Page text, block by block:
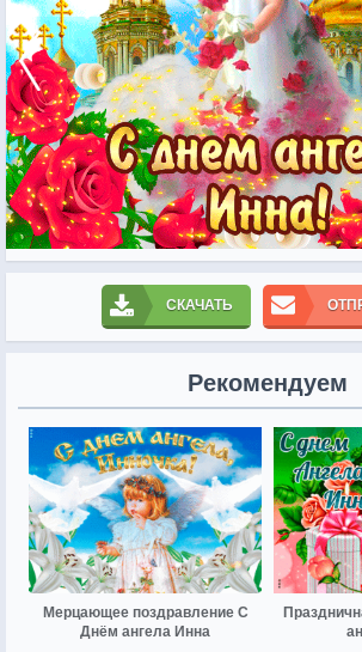
СКАЧАТЬ
Рекомендуем
Мерцающее поздравление С
Днём ангела Инна